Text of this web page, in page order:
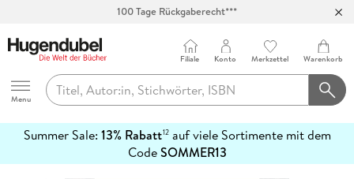
100 Tage Rückgaberecht***
Hugendubel
Menu
Filiale Konto Merkzettel Warenkorb
Summer Sale: 13% Rabatt12auf viele Sortimente mit dem
CodeSOMMER13
erfahren